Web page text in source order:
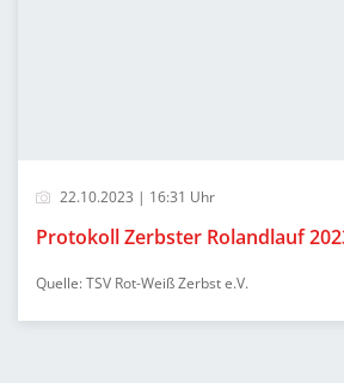
22.10.2023 | 16:31 Uhr
Protokoll Zerbster Rolandlauf
Quelle: TSV Rot-Weiß Zerbst e.V.